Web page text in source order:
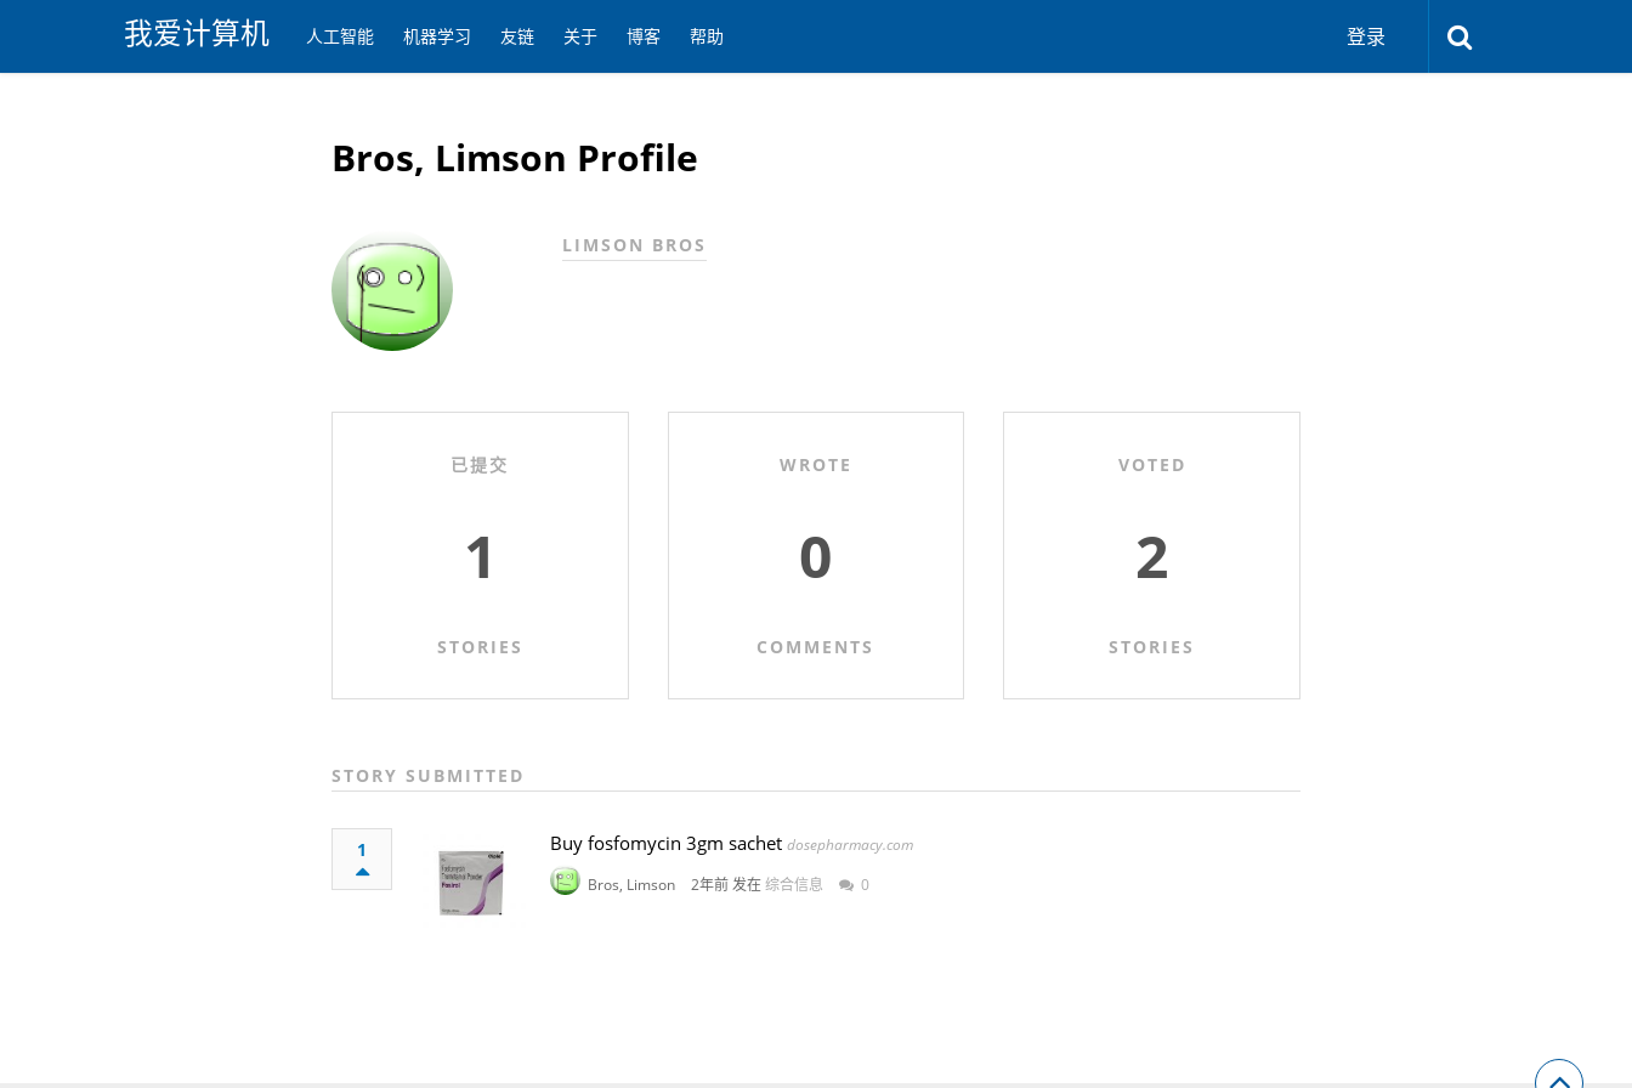
我爱计算机 人工智能 机器学习 友链 关于 博客 帮助 登录
Bros, Limson Profile
LIMSON BROS
已提交
1
STORIES
WROTE
0
COMMENTS
VOTED
2
STORIES
STORY SUBMITTED
1 Buy fosfomycin 3gm sachet dosepharmacy.com
Bros, Limson
2年前 发在综合信息 0